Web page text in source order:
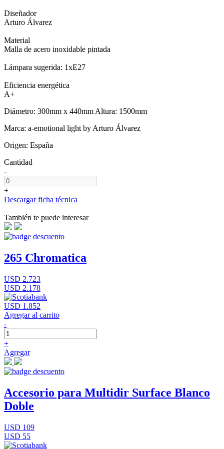
Diseñador
Arturo Álvarez
Material
Malla de acero inoxidable pintada
Lámpara sugerida: 1xE27
Eficiencia energética
A+
Diámetro: 300mm x 440mm Altura: 1500mm
Marca: a-emotional light by Arturo Álvarez
Origen: España
Cantidad
-
+
Descargar ficha técnica
También te puede interesar
265 Chromatica
USD 2.723
USD 2.178
USD 1.852
Agregar al carrito
-
+
Agregar
Accesorio para Multidir Surface Blanco
Doble
USD 109
USD 55